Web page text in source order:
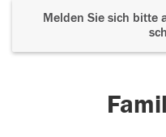
Melden Sie sich bitte